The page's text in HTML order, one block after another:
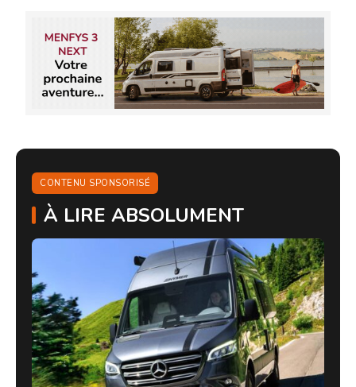
CONTENU SPONSORISÉ
À LIRE ABSOLUMENT